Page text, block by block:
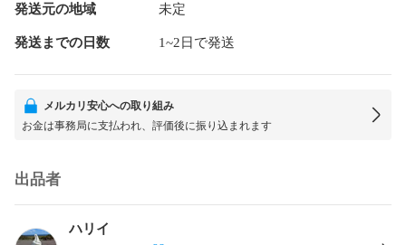
発送元の地域 未定
発送までの日数 1~2日で発送
メルカリ安心への取り組み
お金は事務局に支払われ、評価後に振り込まれます
出品者
ハリイ